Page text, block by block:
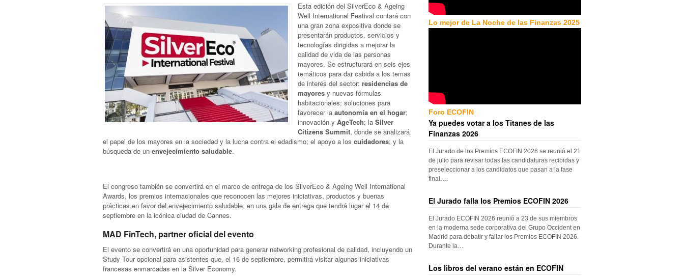
Esta edición del SilverEco & Ageing
Well International Festival contará con
una gran zona expositiva donde se
presentarán productos, servicios y
tecnologías dirigidas a mejorar la
calidad de vida de las personas
mayores. Se estructurará en seis ejes
temáticos para dar cabida a los temas
de interés del sector: residencias de
mayores y nuevas fórmulas
habitacionales; soluciones para
favorecer la autonomía en el hogar;
innovación y AgeTech; la Silver
Citizens Summit, donde se analizará
el papel de los mayores en la sociedad y la lucha contra el edadismo; el apoyo a los cuidadores; y la
búsqueda de un envejecimiento saludable.
El congreso también se convertirá en el marco de entrega de los SilverEco & Ageing Well International
Awards, los premios internacionales que reconocen las mejores iniciativas, productos y buenas
prácticas en favor del envejecimiento saludable, en una gala de entrega que tendrá lugar el 14 de
septiembre en la icónica ciudad de Cannes.
MAD FinTech, partner oficial del evento
El evento se convertirá en una oportunidad para generar networking profesional de calidad, incluyendo un
Study Tour opcional para asistentes que, el 16 de septiembre, permitirá visitar algunas iniciativas
francesas enmarcadas en la Silver Economy.
Lo mejor de La Noche de las Finanzas 2025
Foro ECOFIN
Ya puedes votar a los Titanes de las
Finanzas 2026
El Jurado de los Premios ECOFIN 2026 se reunió el 21
de julio para revisar todas las candidaturas recibidas y
preseleccionar a los candidatos que pasan a la fase
final….
El Jurado falla los Premios ECOFIN 2026
El Jurado ECOFIN 2026 reunió a 23 de sus miembros
en la moderna sede corporativa del Grupo Occident en
Madrid para debatir y fallar los Premios ECOFIN 2026.
Durante la…
Los libros del verano están en ECOFIN